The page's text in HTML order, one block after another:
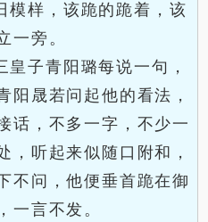
模样，该跪的跪着，该
一旁。
子青阳璐每说一句，
阳晟若问起他的看法，
话，不多一字，不少一
，听起来似随口附和，
不问，他便垂首跪在御
一言不发。